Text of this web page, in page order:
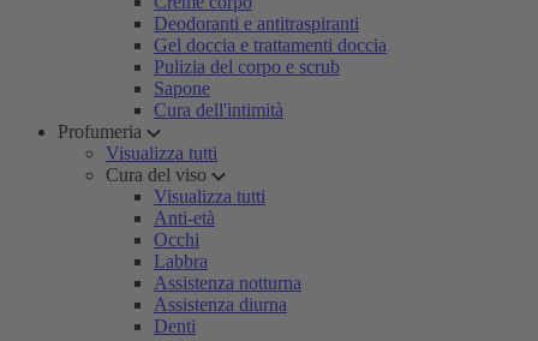
Deodoranti e antitraspiranti
Gel doccia e trattamenti doccia
Pulizia del corpo e scrub
Sapone
Cura dell'intimità
Profumeria
Visualizza tutti
Cura del viso
Visualizza tutti
Anti-età
Occhi
Labbra
Assistenza notturna
Assistenza diurna
Denti